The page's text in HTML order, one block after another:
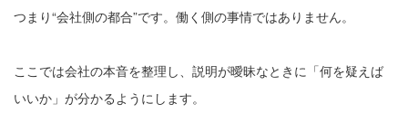
つまり“会社側の都合”です。働く側の事情ではありません。
ここでは会社の本音を整理し、説明が曖昧なときに「何を疑えば
いいか」が分かるようにします。